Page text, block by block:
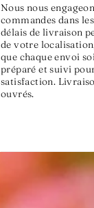
Nous nous
commandes dans
délais de livraison
de votre
que chaque envoi
préparé et suivi
satisfaction.
ouvrés.